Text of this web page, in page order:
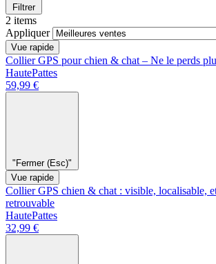
Filtrer
2 items
Appliquer
Vue rapide
Collier GPS pour chien & chat – Ne le perds
HautePattes
59,99 €
"Fermer (Esc)"
Vue rapide
Collier GPS chien & chat : visible, localisable,
retrouvable
HautePattes
32,99 €